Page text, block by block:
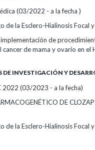
(03/2022 - a la fecha )
de la Esclero-Hialinosis Focal
de
cancer de mama y ovario en
DE INVESTIGACIÓN Y
2022 (03/2023 - a la fecha)
DE
de la Esclero-Hialinosis